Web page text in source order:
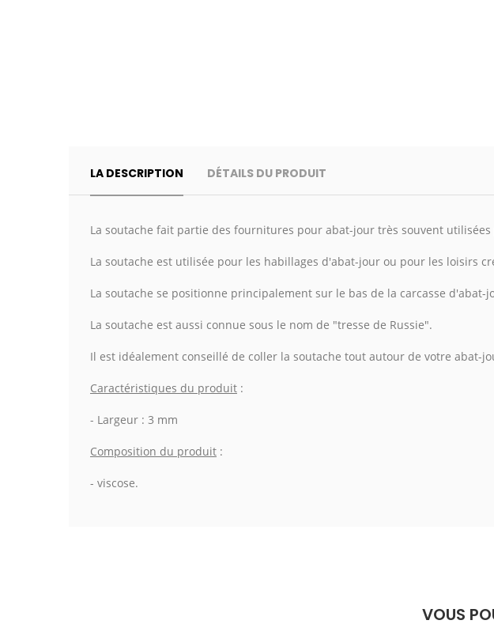
LA DESCRIPTION DÉTAILS DU PRODUIT
La soutache fait partie des fournitures pour abat-jour très souvent
La soutache est utilisée pour les habillages d'abat-jour ou pour les loisirs
La soutache se positionne principalement sur le bas de la carcasse d'abat-
La soutache est aussi connue sous le nom de "tresse de Russie".
Il est idéalement conseillé de coller la soutache tout autour de votre abat-
Caractéristiques du produit :
- Largeur : 3 mm
Composition du produit :
- viscose.
VOUS